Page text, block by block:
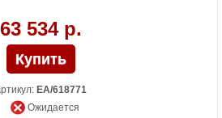
63 534 р.
EA/618771
Ожидается